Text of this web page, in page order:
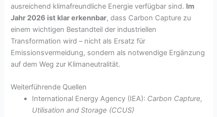
ausreichend klimafreundliche Energie verfügbar sind. Im
Jahr 2026 ist klar erkennbar, dass Carbon Capture zu
einem wichtigen Bestandteil der industriellen
Transformation wird – nicht als Ersatz für
Emissionsvermeidung, sondern als notwendige Ergänzung
auf dem Weg zur Klimaneutralität.
Weiterführende Quellen
International Energy Agency (IEA): Carbon Capture,
Utilisation and Storage (CCUS)